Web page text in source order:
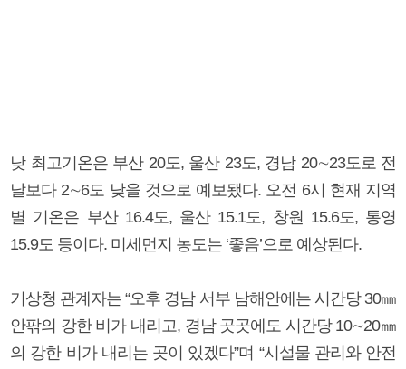
낮 최고기온은 부산 20도, 울산 23도, 경남 20∼23도로 전
날보다 2∼6도 낮을 것으로 예보됐다. 오전 6시 현재 지역
별 기온은 부산 16.4도, 울산 15.1도, 창원 15.6도, 통영
15.9도 등이다. 미세먼지 농도는 ‘좋음’으로 예상된다.
기상청 관계자는 “오후 경남 서부 남해안에는 시간당 30㎜
안팎의 강한 비가 내리고, 경남 곳곳에도 시간당 10∼20㎜
의 강한 비가 내리는 곳이 있겠다”며 “시설물 관리와 안전